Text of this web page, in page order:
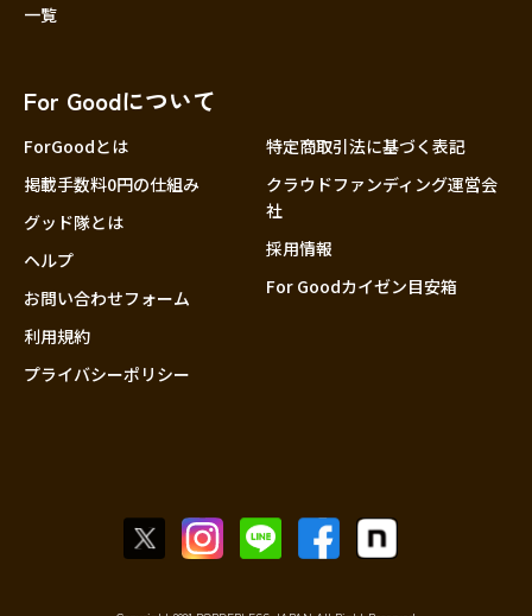
大分
一覧
For Goodについて
ForGoodとは
掲載手数料0円の仕組み
グッド隊とは
ヘルプ
お問い合わせフォーム
利用規約
プライバシーポリシー
特定商取引法に基づく表記
クラウドファンディング運営会
社
採用情報
For Goodカイゼン目安箱